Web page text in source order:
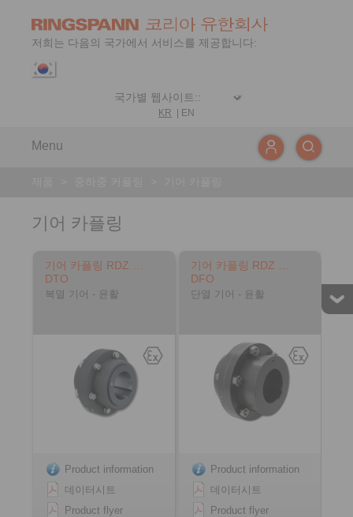
저희는 다음의 국가에서 서비스를 제공합니다:
KR EN
Menu
기어 카플링
기어 카플링 RDZ …
DTO
복열 기어 - 윤활
Product information
데이터시트
Product flyer
기어 카플링 RDZ …
DFO
단열 기어 - 윤활
Product information
데이터시트
Product flyer